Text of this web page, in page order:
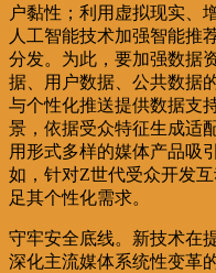
户黏性；利用虚拟现实、
人工智能技术加强智能推
分发。为此，要加强数据
据、用户数据、公共数据
与个性化推送提供数据支
景，依据受众特征生成适
用形式多样的媒体产品吸
如，针对Z世代受众开发
足其个性化需求。
守牢安全底线。新技术在
深化主流媒体系统性变革